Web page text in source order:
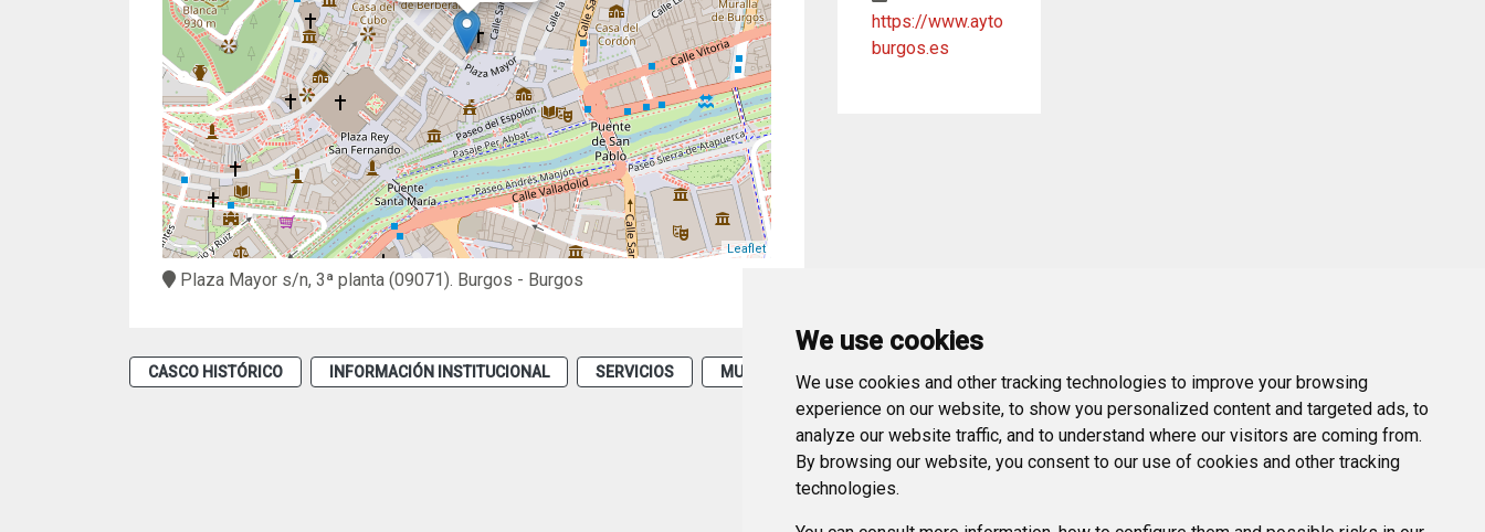
We use cookies
We use cookies and other tracking technologies to improve your browsing
experience on our website, to show you personalized content and targeted ads, to
analyze our website traffic, and to understand where our visitors are coming from.
By browsing our website, you consent to our use of cookies and other tracking
technologies.
https://www.ayto
burgos.es
Leaflet
Plaza Mayor s/n, 3ª planta (09071). Burgos - Burgos
CASCO HISTÓRICO INFORMACIÓN INSTITUCIONAL SERVICIOS MUNICIPAL